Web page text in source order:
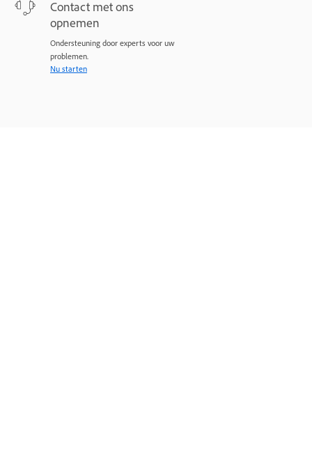
Contact met ons
opnemen
Ondersteuning door experts voor uw
problemen.
Nu starten